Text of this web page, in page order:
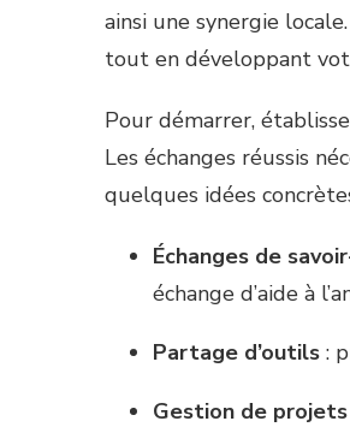
ainsi une synergie
tout en développant
Pour démarrer,
Les échanges réussis
quelques idées
Échanges de
échange d’aide à
Partage d’outils :
Gestion de projets